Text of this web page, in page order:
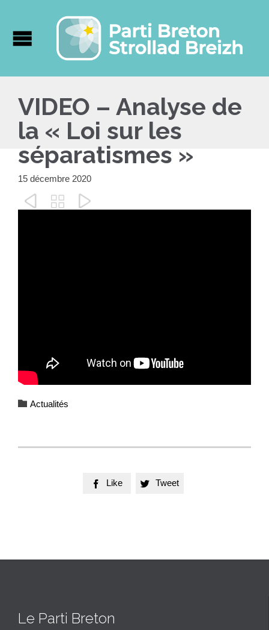
VIDEO – Analyse de
la « Loi sur les
séparatismes »
  
15 décembre 2020
 Category
Actualités
 Like  Tweet
Le Parti Breton